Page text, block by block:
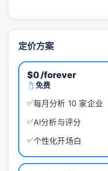
定价方案
$0/forever
免费
✅每月分析 10 家企业
✅AI分析与评分
✅个性化开场白